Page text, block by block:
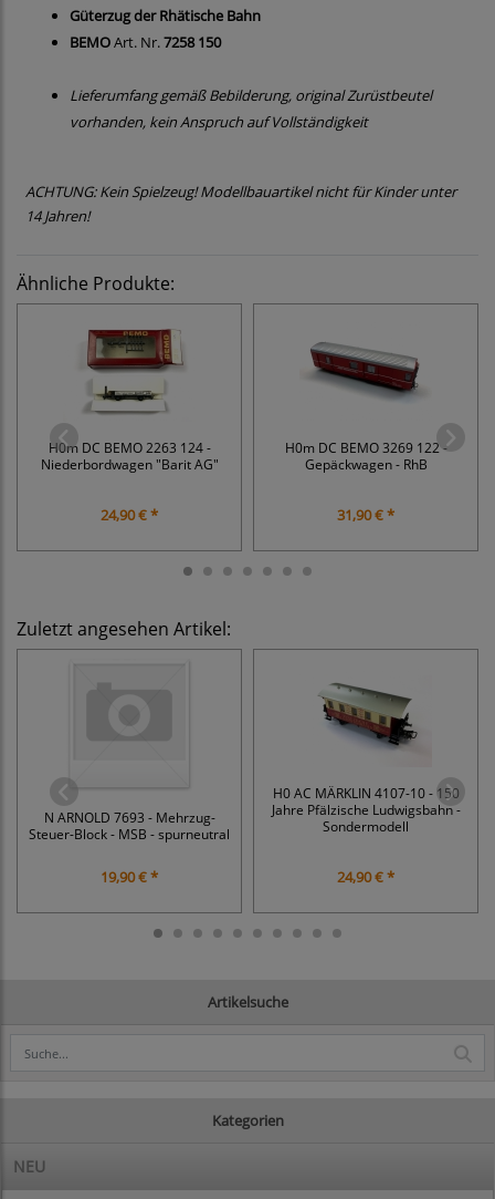
Artikelsuche
Kategorien
NEU
Güterzug der Rhätische Bahn
BEMOArt. Nr.7258 150
Lieferumfang gemäß Bebilderung, original Zurüstbeutel
vorhanden, kein Anspruch auf Vollständigkeit
ACHTUNG: Kein Spielzeug! Modellbauartikel nicht für Kinder unter
14 Jahren!
Ähnliche Produkte:
H0m DC BEMO 2263 124 -
Niederbordwagen "Barit AG"
24,90 € *
H0m DC BEMO 3269 122 -
Gepäckwagen - RhB
31,90 € *
Zuletzt angesehen Artikel:
N ARNOLD 7693 - Mehrzug-
Steuer-Block - MSB - spurneutral
19,90 € *
H0 AC MÄRKLIN 4107-10 - 150
Jahre Pfälzische Ludwigsbahn -
Sondermodell
24,90 € *